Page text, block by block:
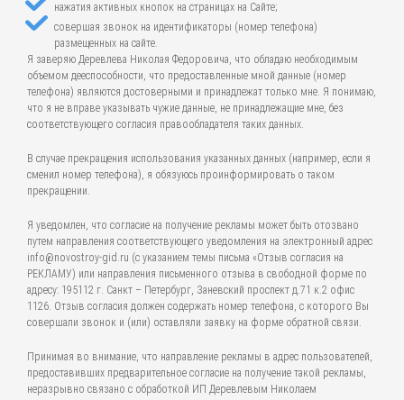
нажатия активных кнопок на страницах на Сайте;
совершая звонок на идентификаторы (номер телефона)
размещенных на сайте.
Я заверяю Деревлева Николая Федоровича, что обладаю необходимым
объемом дееспособности, что предоставленные мной данные (номер
телефона) являются достоверными и принадлежат только мне. Я понимаю,
что я не вправе указывать чужие данные, не принадлежащие мне, без
соответствующего согласия правообладателя таких данных.
В случае прекращения использования указанных данных (например, если я
сменил номер телефона), я обязуюсь проинформировать о таком
прекращении.
Я уведомлен, что согласие на получение рекламы может быть отозвано
путем направления соответствующего уведомления на электронный адрес
info@novostroy-gid.ru (с указанием темы письма «Отзыв согласия на
РЕКЛАМУ) или направления письменного отзыва в свободной форме по
адресу: 195112 г. Санкт – Петербург, Заневский проспект д.71 к.2 офис
1126. Отзыв согласия должен содержать номер телефона, с которого Вы
совершали звонок и (или) оставляли заявку на форме обратной связи.
Принимая во внимание, что направление рекламы в адрес пользователей,
предоставивших предварительное согласие на получение такой рекламы,
неразрывно связано с обработкой ИП Деревлевым Николаем